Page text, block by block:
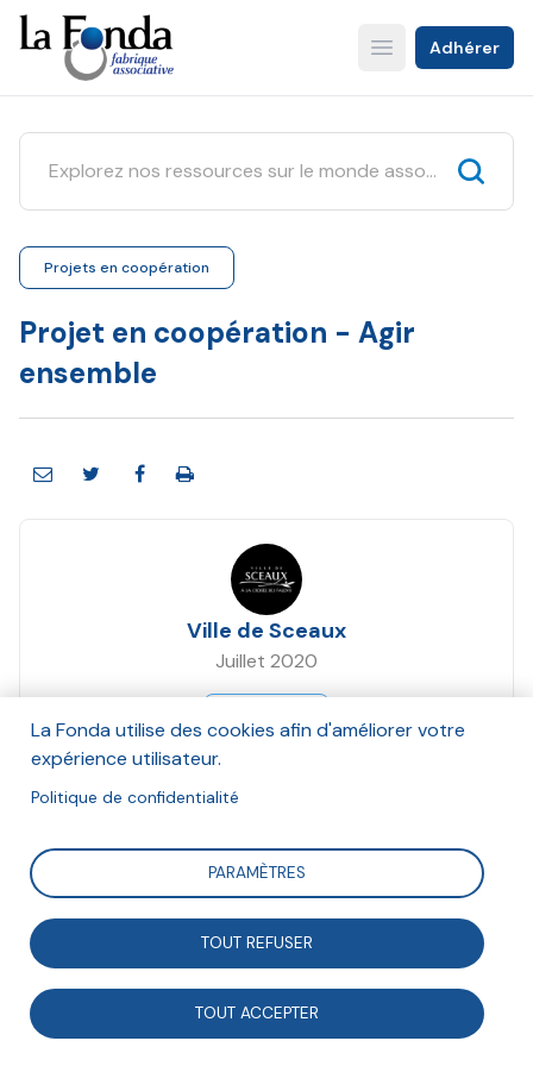
Aller
au
contenu
principal
Open main menu
Adhérer
Projets en coopération
Projet en coopération - Agir
ensemble
Ville de Sceaux
Juillet 2020
Suivre
Fonda souhaite valoriser les coopérations pluri-
acteurs qui sont mises en oeuvre. Cette fiche montre
comment des acteurs agissent ensemble pour
valoriser des solutions durables portées par des
jeunes.
La Fonda utilise des cookies afin d'améliorer votre
expérience utilisateur.
Politique de confidentialité
PARAMÈTRES
TOUT REFUSER
TOUT ACCEPTER